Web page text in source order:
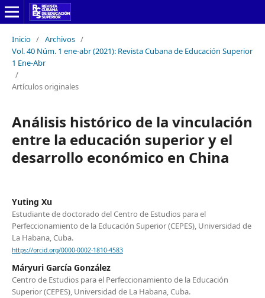
Inicio / Archivos /
Vol. 40 Núm. 1 ene-abr (2021): Revista Cubana de Educación Superior
1 Ene-Abr
/
Artículos originales
Análisis histórico de la vinculación
entre la educación superior y el
desarrollo económico en China
Yuting Xu
Estudiante de doctorado del Centro de Estudios para el
Perfeccionamiento de la Educación Superior (CEPES), Universidad de
La Habana, Cuba.
https://orcid.org/0000-0002-1810-4583
Máryuri García González
Centro de Estudios para el Perfeccionamiento de la Educación
Superior (CEPES), Universidad de La Habana, Cuba.